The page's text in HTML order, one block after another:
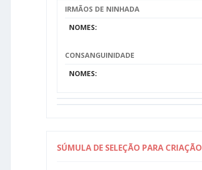
IRMÃOS DE NINHADA
NOMES:
CONSANGUINIDADE
NOMES:
SÚMULA DE SELEÇÃO PARA CRIAÇÃO